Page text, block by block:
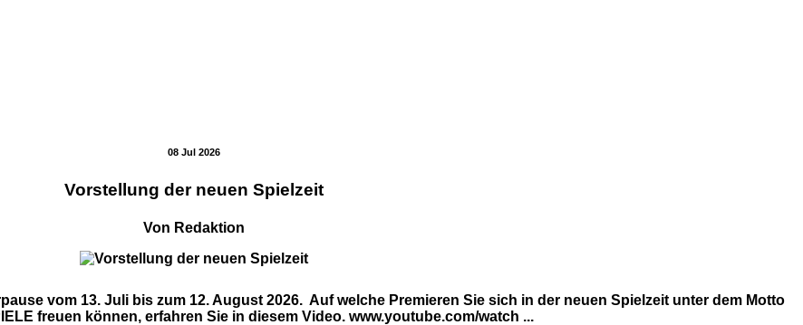
08 Jul 2026
Vorstellung der neuen Spielzeit
Von Redaktion
vom 13. Juli bis zum 12. August 2026. Auf welche Premieren Sie sich in der neuen Spielzeit unter dem Motto
freuen können, erfahren Sie in diesem Video. www.youtube.com/watch ...